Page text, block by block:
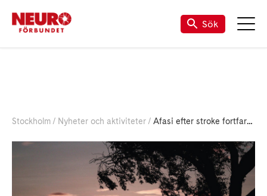
Sök
Stockholm Nyheter och aktiviteter Afasi efter stroke fortfarande vanligt